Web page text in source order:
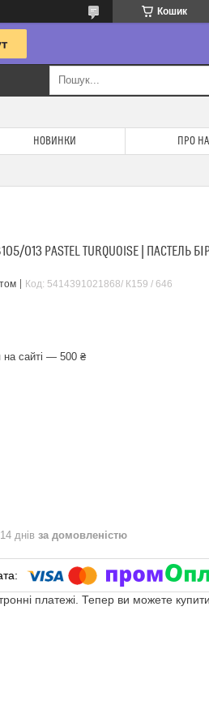
Кошик
НОВИНКИ ПРО
013 PASTEL TURQUOISE | ПАСТЕЛЬ
Код: 5414391021868/ К159 / 646
на сайті — 500 ₴
днів за домовленістю
платежі. Тепер ви можете